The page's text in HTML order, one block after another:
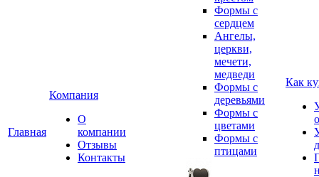
Главная
Компания
О
компании
Отзывы
Контакты
Формы с
сердцем
Ангелы,
церкви,
мечети,
медведи
Формы с
деревьями
Формы с
цветами
Формы с
птицами
Как